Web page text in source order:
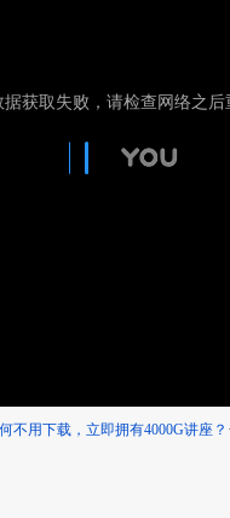
不用下载，立即拥有4000G讲座？